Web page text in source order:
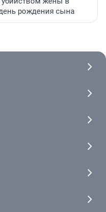
рождения сына